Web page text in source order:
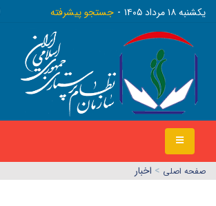
يکشنبه ١٨ مرداد ١٤٠٥ جستجو پیشرفته
صفحه اصلي > اخبار